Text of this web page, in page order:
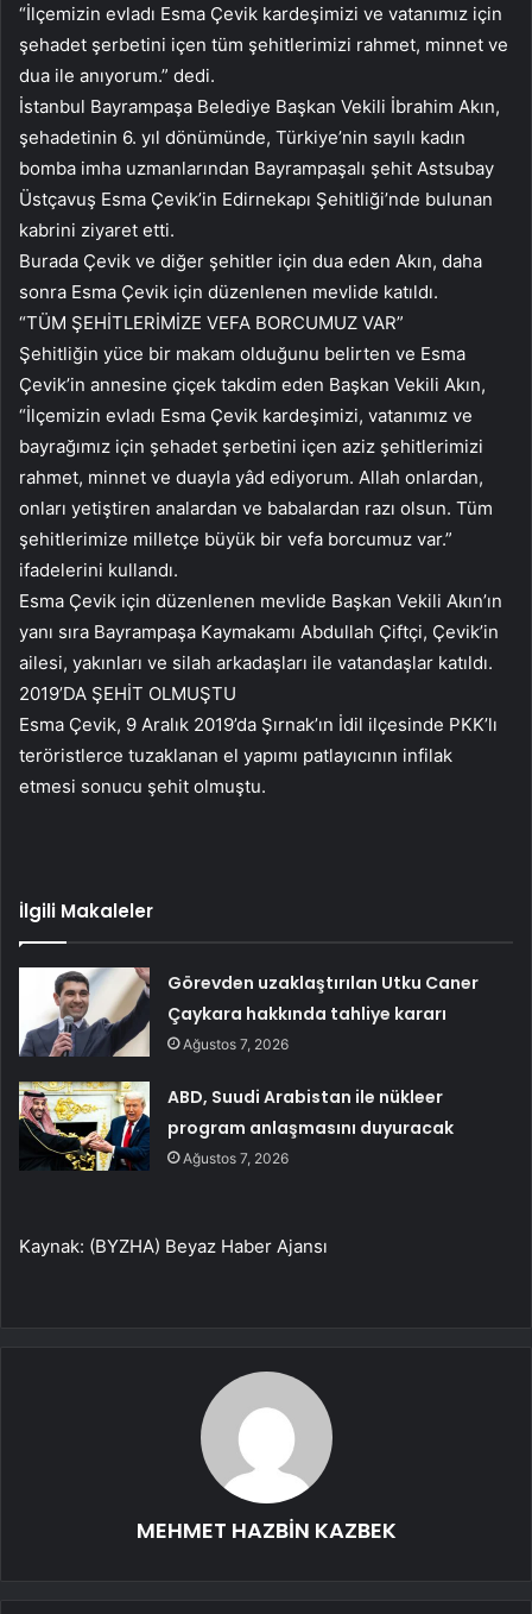
“İlçemizin evladı Esma Çevik kardeşimizi ve vatanımız için
şehadet şerbetini içen tüm şehitlerimizi rahmet, minnet ve
dua ile anıyorum.” dedi.
İstanbul Bayrampaşa Belediye Başkan Vekili İbrahim Akın,
şehadetinin 6. yıl dönümünde, Türkiye’nin sayılı kadın
bomba imha uzmanlarından Bayrampaşalı şehit Astsubay
Üstçavuş Esma Çevik’in Edirnekapı Şehitliği’nde bulunan
kabrini ziyaret etti.
Burada Çevik ve diğer şehitler için dua eden Akın, daha
sonra Esma Çevik için düzenlenen mevlide katıldı.
“TÜM ŞEHİTLERİMİZE VEFA BORCUMUZ VAR”
Şehitliğin yüce bir makam olduğunu belirten ve Esma
Çevik’in annesine çiçek takdim eden Başkan Vekili Akın,
“İlçemizin evladı Esma Çevik kardeşimizi, vatanımız ve
bayrağımız için şehadet şerbetini içen aziz şehitlerimizi
rahmet, minnet ve duayla yâd ediyorum. Allah onlardan,
onları yetiştiren analardan ve babalardan razı olsun. Tüm
şehitlerimize milletçe büyük bir vefa borcumuz var.”
ifadelerini kullandı.
Esma Çevik için düzenlenen mevlide Başkan Vekili Akın’ın
yanı sıra Bayrampaşa Kaymakamı Abdullah Çiftçi, Çevik’in
ailesi, yakınları ve silah arkadaşları ile vatandaşlar katıldı.
2019’DA ŞEHİT OLMUŞTU
Esma Çevik, 9 Aralık 2019’da Şırnak’ın İdil ilçesinde PKK’lı
teröristlerce tuzaklanan el yapımı patlayıcının infilak
etmesi sonucu şehit olmuştu.
İlgili Makaleler
Görevden uzaklaştırılan Utku Caner
Çaykara hakkında tahliye kararı
Ağustos 7, 2026
ABD, Suudi Arabistan ile nükleer
program anlaşmasını duyuracak
Ağustos 7, 2026
Kaynak: (BYZHA) Beyaz Haber Ajansı
MEHMET HAZBİN KAZBEK